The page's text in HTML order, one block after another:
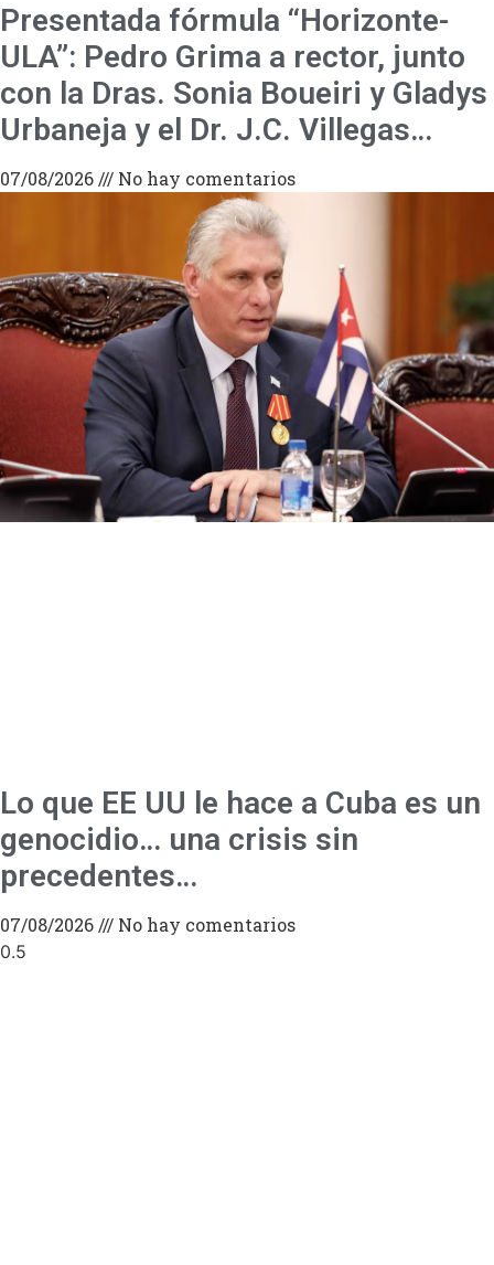
Presentada fórmula “Horizonte-
ULA”: Pedro Grima a rector, junto
con la Dras. Sonia Boueiri y Gladys
Urbaneja y el Dr. J.C. Villegas…
07/08/2026 No hay comentarios
Lo que EE UU le hace a Cuba es un
genocidio… una crisis sin
precedentes…
07/08/2026 No hay comentarios